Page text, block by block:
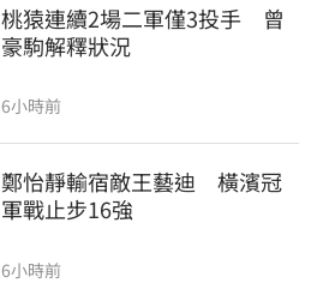
桃猿連續2場二軍僅3投手　曾
豪駒解釋狀況
6小時前
鄭怡靜輸宿敵王藝迪　橫濱冠
軍戰止步16強
6小時前